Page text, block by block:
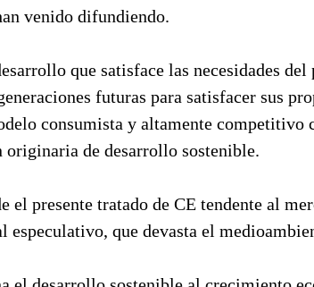
venido difundiendo.
que satisface las necesidades del
futuras para satisfacer sus
consumista y altamente competitivo
de desarrollo sostenible.
el presente tratado de CE tendente al
que devasta el